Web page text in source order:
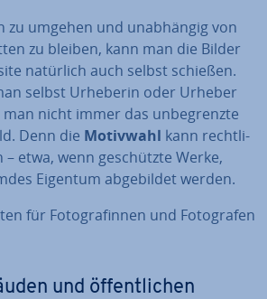
zu umgehen und un­ab­hän­gig von
zu bleiben, kann man die Bilder
natürlich auch selbst schießen.
selbst Urheberin oder Urheber
man nicht immer das un­be­grenz­te
Denn die Motivwahl kann recht­li­
– etwa, wenn ge­schütz­te Werke,
Eigentum ab­ge­bil­det werden.
für Fo­to­gra­fin­nen und Fo­to­gra­fen
und öf­fent­li­chen